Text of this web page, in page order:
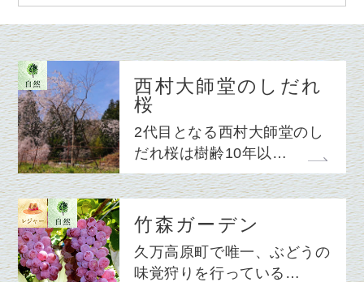
西村大師堂のしだれ
桜
2代目となる西村大師堂のし
だれ桜は樹齢10年以…
竹森ガーデン
久万高原町で唯一、ぶどうの
味覚狩りを行っている…